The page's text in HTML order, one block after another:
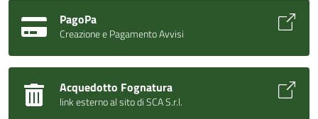
PagoPa
Creazione e Pagamento Avvisi
Acquedotto Fognatura
link esterno al sito di SCA S.r.l.